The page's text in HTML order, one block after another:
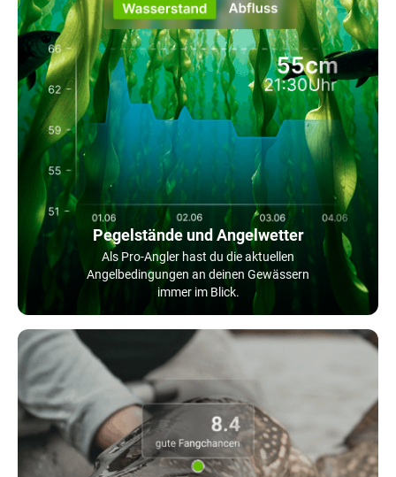
Pegelstände und Angelwetter
Als Pro-Angler hast du die aktuellen
Angelbedingungen an deinen Gewässern
immer im Blick.